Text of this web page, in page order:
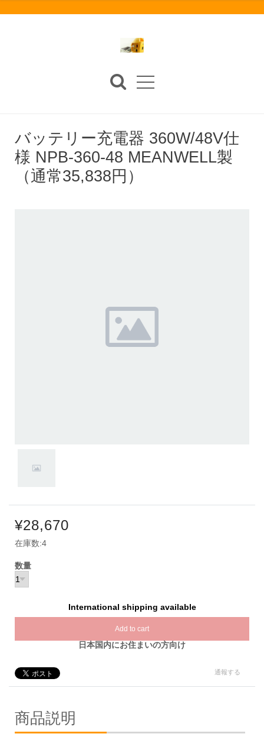
バッテリー充電器 360W/48V仕
様 NPB-360-48 MEANWELL製
（通常35,838円）
¥28,670
在庫数:4
数量
International shipping available
Add to cart
日本国内にお住まいの方向け
通報する
商品説明